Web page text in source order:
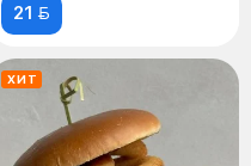
21 
ХИТ